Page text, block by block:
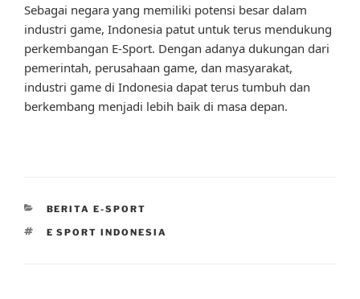
Sebagai negara yang memiliki potensi besar dalam
industri game, Indonesia patut untuk terus mendukung
perkembangan E-Sport. Dengan adanya dukungan dari
pemerintah, perusahaan game, dan masyarakat,
industri game di Indonesia dapat terus tumbuh dan
berkembang menjadi lebih baik di masa depan.
CATEGORIES
BERITA E-SPORT
TAGS
E SPORT INDONESIA